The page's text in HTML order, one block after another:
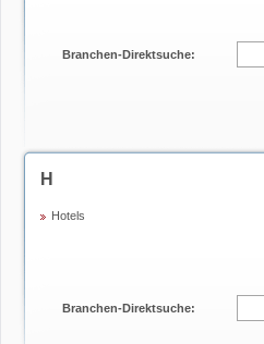
Branchen-Direktsuche:
H
Hotels
Branchen-Direktsuche: